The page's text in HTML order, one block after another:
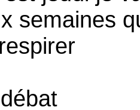
semaines